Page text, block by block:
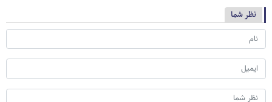
نظر شما